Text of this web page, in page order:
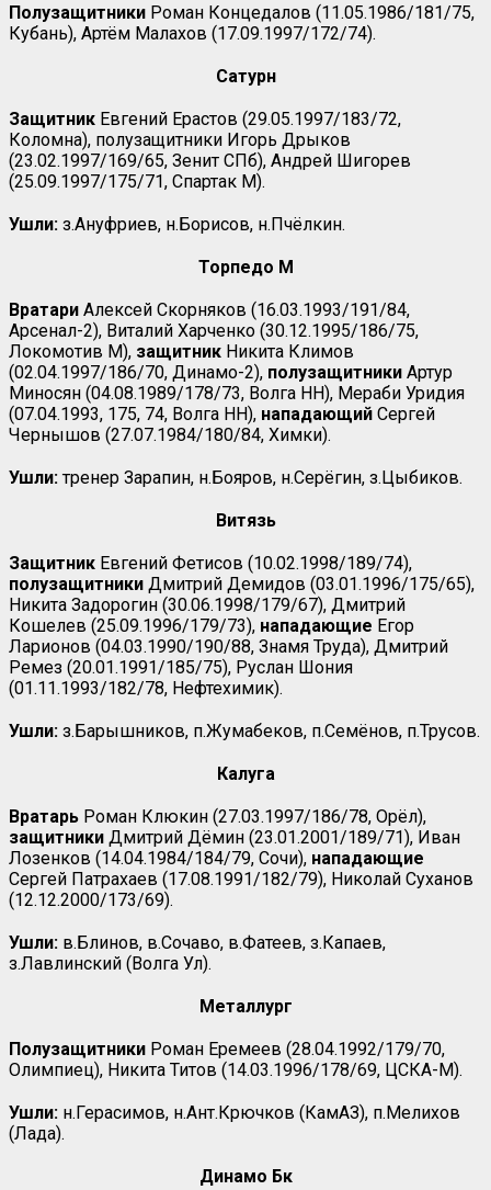
Полузащитники Роман Концедалов (11.05.1986/181/75,
Кубань), Артём Малахов (17.09.1997/172/74).
Сатурн
Защитник Евгений Ерастов (29.05.1997/183/72,
Коломна), полузащитники Игорь Дрыков
(23.02.1997/169/65, Зенит СПб), Андрей Шигорев
(25.09.1997/175/71, Спартак М).
Ушли: з.Ануфриев, н.Борисов, н.Пчёлкин.
Торпедо М
Вратари Алексей Скорняков (16.03.1993/191/84,
Арсенал-2), Виталий Харченко (30.12.1995/186/75,
Локомотив М), защитник Никита Климов
(02.04.1997/186/70, Динамо-2), полузащитники Артур
Миносян (04.08.1989/178/73, Волга НН), Мераби Уридия
(07.04.1993, 175, 74, Волга НН), нападающий Сергей
Чернышов (27.07.1984/180/84, Химки).
Ушли: тренер Зарапин, н.Бояров, н.Серёгин, з.Цыбиков.
Витязь
Защитник Евгений Фетисов (10.02.1998/189/74),
полузащитники Дмитрий Демидов (03.01.1996/175/65),
Никита Задорогин (30.06.1998/179/67), Дмитрий
Кошелев (25.09.1996/179/73), нападающие Егор
Ларионов (04.03.1990/190/88, Знамя Труда), Дмитрий
Ремез (20.01.1991/185/75), Руслан Шония
(01.11.1993/182/78, Нефтехимик).
Ушли: з.Барышников, п.Жумабеков, п.Семёнов, п.Трусов.
Калуга
Вратарь Роман Клюкин (27.03.1997/186/78, Орёл),
защитники Дмитрий Дёмин (23.01.2001/189/71), Иван
Лозенков (14.04.1984/184/79, Сочи), нападающие
Сергей Патрахаев (17.08.1991/182/79), Николай Суханов
(12.12.2000/173/69).
Ушли: в.Блинов, в.Сочаво, в.Фатеев, з.Капаев,
з.Лавлинский (Волга Ул).
Металлург
Полузащитники Роман Еремеев (28.04.1992/179/70,
Олимпиец), Никита Титов (14.03.1996/178/69, ЦСКА-М).
Ушли: н.Герасимов, н.Ант.Крючков (КамАЗ), п.Мелихов
(Лада).
Динамо Бк